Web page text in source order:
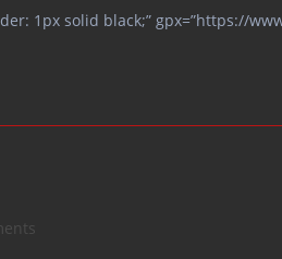
1px solid black;” gpx=”https://